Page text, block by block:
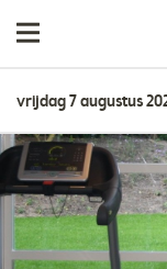
vrijdag 7 augustus